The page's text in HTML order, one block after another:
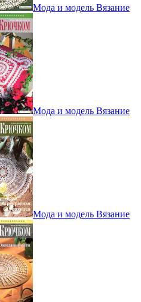
Мода и модель Вязание
Мода и модель Вязание
Мода и модель Вязание